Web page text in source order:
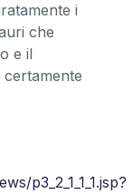
i
che
e il
p3_2_1_1_1.jsp?